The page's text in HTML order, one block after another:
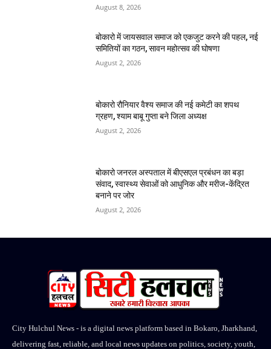
August 8, 2026
बोकारो में जायसवाल समाज को एकजुट करने की पहल, नई
समितियों का गठन, सावन महोत्सव की घोषणा
August 2, 2026
बोकारो रौनियार वैश्य समाज की नई कमेटी का शपथ
ग्रहण, श्याम बाबू गुप्ता बने जिला अध्यक्ष
August 2, 2026
बोकारो जनरल अस्पताल में बीएसएल प्रबंधन का बड़ा
संवाद, स्वास्थ्य सेवाओं को आधुनिक और मरीज-केंद्रित
बनाने पर जोर
August 2, 2026
City Hulchul News - is a digital news platform based in Bokaro, Jharkhand,
delivering fast, reliable, and local news updates on politics, society, youth,